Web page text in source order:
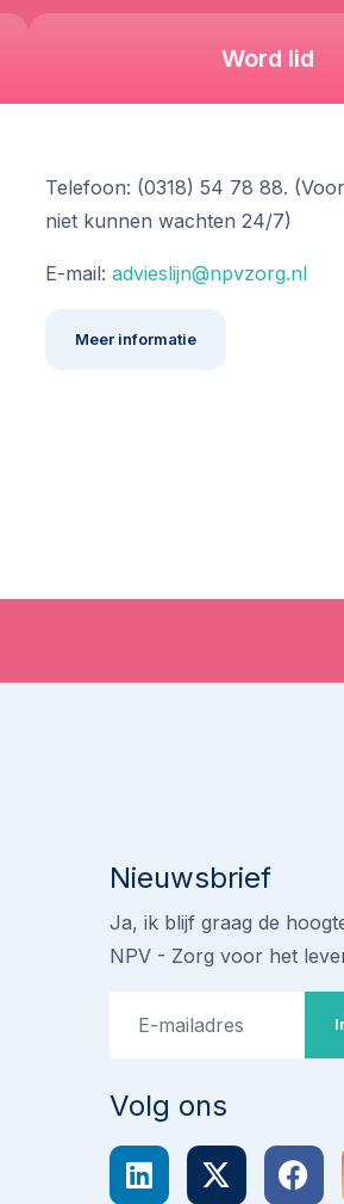
Word lid
Telefoon: (0318) 54 78 88.
niet kunnen wachten 24/7)
E-mail: advieslijn@npvzorg.nl
Meer informatie
Nieuwsbrief
Ja, ik blijf graag de
NPV - Zorg voor het
Volg ons